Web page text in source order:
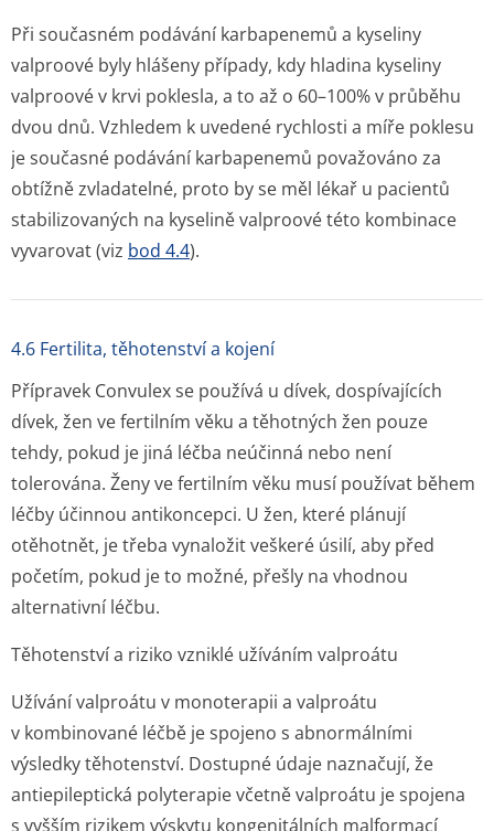
Při současném podávání karbapenemů a kyseliny
valproové byly hlášeny případy, kdy hladina kyseliny
valproové v krvi poklesla, a to až o 60–100% v průběhu
dvou dnů. Vzhledem k uvedené rychlosti a míře poklesu
je současné podávání karbapenemů považováno za
obtížně zvladatelné, proto by se měl lékař u pacientů
stabilizovaných na kyselině valproové této kombinace
vyvarovat (viz bod 4.4).
4.6 Fertilita, těhotenství a kojení
Přípravek Convulex se používá u dívek, dospívajících
dívek, žen ve fertilním věku a těhotných žen pouze
tehdy, pokud je jiná léčba neúčinná nebo není
tolerována. Ženy ve fertilním věku musí používat během
léčby účinnou antikoncepci. U žen, které plánují
otěhotnět, je třeba vynaložit veškeré úsilí, aby před
početím, pokud je to možné, přešly na vhodnou
alternativní léčbu.
Těhotenství a riziko vzniklé užíváním valproátu
Užívání valproátu v monoterapii a valproátu
v kombinované léčbě je spojeno s abnormálními
výsledky těhotenství. Dostupné údaje naznačují, že
antiepileptická polyterapie včetně valproátu je spojena
s vyšším rizikem výskytu kongenitálních malformací